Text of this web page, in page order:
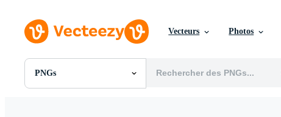
Vecteurs Photos
PNGs
Toutes Images